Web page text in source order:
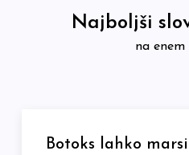
Najboljši
na
Botoks lahko